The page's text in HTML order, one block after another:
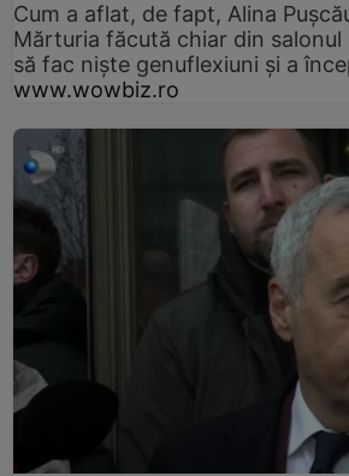
Cum a aflat, de fapt, Alina
Mărturia făcută chiar din
să fac niște genuflexiuni și a
www.wowbiz.ro